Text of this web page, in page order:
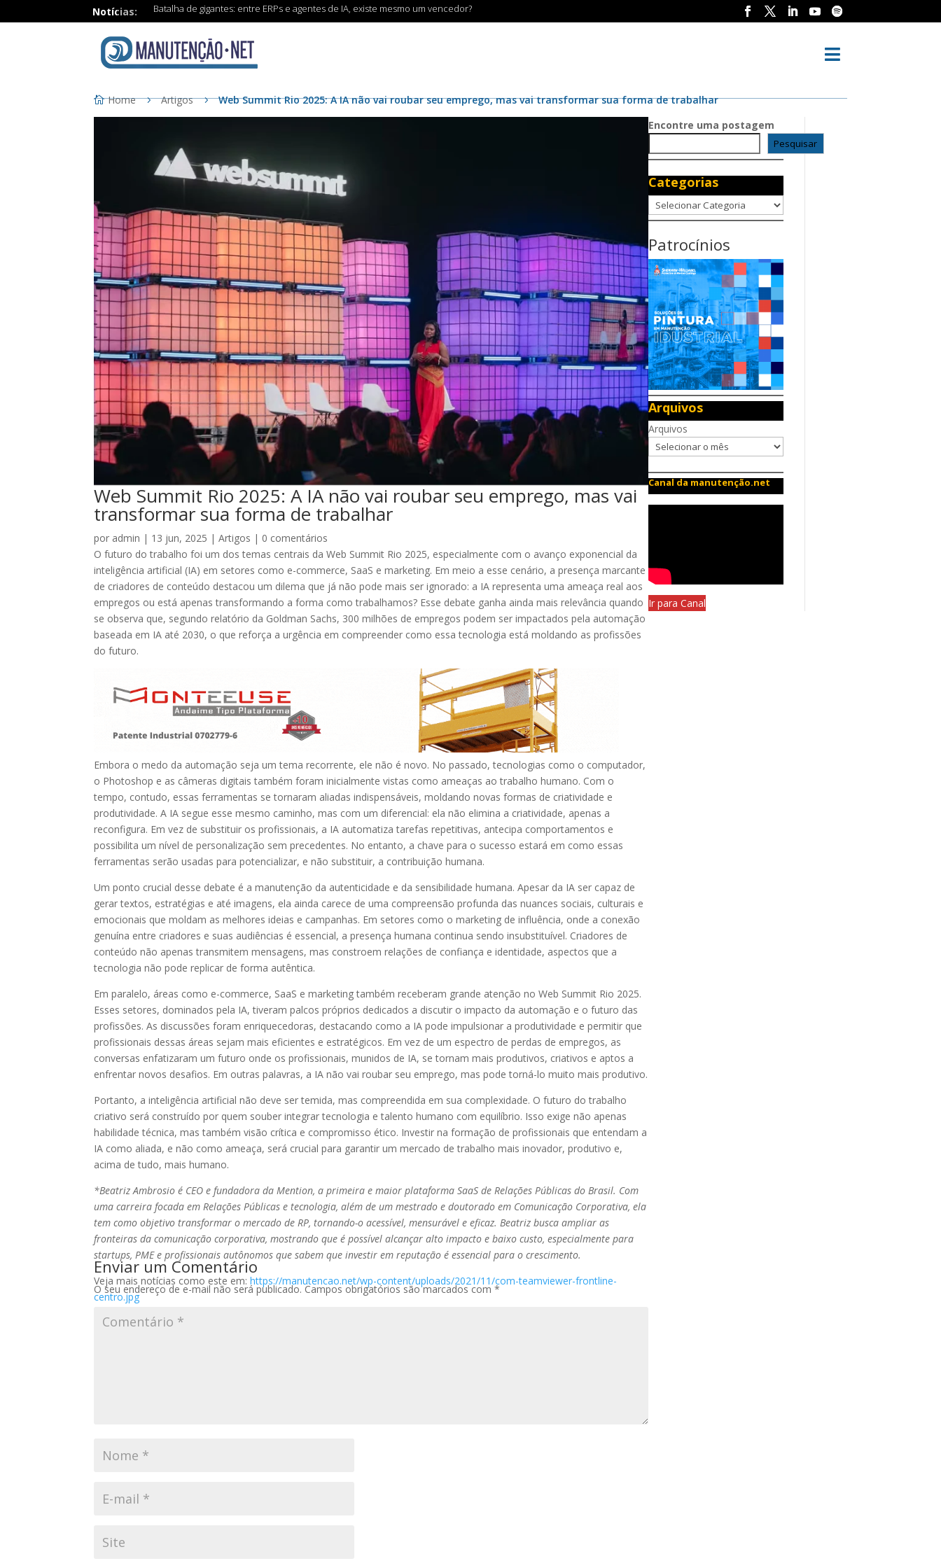
Notícias: Batalha de gigantes: entre ERPs e agentes de IA, existe mesmo um vencedor?

Home Artigos Web Summit Rio 2025: A IA não vai roubar seu emprego, mas vai transformar sua forma de trabalhar
Web Summit Rio 2025: A IA não vai roubar seu emprego, mas vai
transformar sua forma de trabalhar
por admin | 13 jun, 2025 |Artigos | 0 comentários
O futuro do trabalho foi um dos temas centrais da Web Summit Rio 2025, especialmente com o avanço exponencial da
inteligência artificial (IA) em setores como e-commerce, SaaS e marketing. Em meio a esse cenário, a presença marcante
de criadores de conteúdo destacou um dilema que já não pode mais ser ignorado: a IA representa uma ameaça real aos
empregos ou está apenas transformando a forma como trabalhamos? Esse debate ganha ainda mais relevância quando
se observa que, segundo relatório da Goldman Sachs, 300 milhões de empregos podem ser impactados pela automação
baseada em IA até 2030, o que reforça a urgência em compreender como essa tecnologia está moldando as profissões
do futuro.
Embora o medo da automação seja um tema recorrente, ele não é novo. No passado, tecnologias como o computador,
o Photoshop e as câmeras digitais também foram inicialmente vistas como ameaças ao trabalho humano. Com o
tempo, contudo, essas ferramentas se tornaram aliadas indispensáveis, moldando novas formas de criatividade e
produtividade. A IA segue esse mesmo caminho, mas com um diferencial: ela não elimina a criatividade, apenas a
reconfigura. Em vez de substituir os profissionais, a IA automatiza tarefas repetitivas, antecipa comportamentos e
possibilita um nível de personalização sem precedentes. No entanto, a chave para o sucesso estará em como essas
ferramentas serão usadas para potencializar, e não substituir, a contribuição humana.
Um ponto crucial desse debate é a manutenção da autenticidade e da sensibilidade humana. Apesar da IA ser capaz de
gerar textos, estratégias e até imagens, ela ainda carece de uma compreensão profunda das nuances sociais, culturais e
emocionais que moldam as melhores ideias e campanhas. Em setores como o marketing de influência, onde a conexão
genuína entre criadores e suas audiências é essencial, a presença humana continua sendo insubstituível. Criadores de
conteúdo não apenas transmitem mensagens, mas constroem relações de confiança e identidade, aspectos que a
tecnologia não pode replicar de forma autêntica.
Em paralelo, áreas como e-commerce, SaaS e marketing também receberam grande atenção no Web Summit Rio 2025.
Esses setores, dominados pela IA, tiveram palcos próprios dedicados a discutir o impacto da automação e o futuro das
profissões. As discussões foram enriquecedoras, destacando como a IA pode impulsionar a produtividade e permitir que
profissionais dessas áreas sejam mais eficientes e estratégicos. Em vez de um espectro de perdas de empregos, as
conversas enfatizaram um futuro onde os profissionais, munidos de IA, se tornam mais produtivos, criativos e aptos a
enfrentar novos desafios. Em outras palavras, a IA não vai roubar seu emprego, mas pode torná-lo muito mais produtivo.
Portanto, a inteligência artificial não deve ser temida, mas compreendida em sua complexidade. O futuro do trabalho
criativo será construído por quem souber integrar tecnologia e talento humano com equilíbrio. Isso exige não apenas
habilidade técnica, mas também visão crítica e compromisso ético. Investir na formação de profissionais que entendam a
IA como aliada, e não como ameaça, será crucial para garantir um mercado de trabalho mais inovador, produtivo e,
acima de tudo, mais humano.
*Beatriz Ambrosio é CEO e fundadora da Mention, a primeira e maior plataforma SaaS de Relações Públicas do Brasil. Com
uma carreira focada em Relações Públicas e tecnologia, além de um mestrado e doutorado em Comunicação Corporativa, ela
tem como objetivo transformar o mercado de RP, tornando-o acessível, mensurável e eficaz. Beatriz busca ampliar as
fronteiras da comunicação corporativa, mostrando que é possível alcançar alto impacto e baixo custo, especialmente para
startups, PME e profissionais autônomos que sabem que investir em reputação é essencial para o crescimento.
Veja mais notícias como este em:https://manutencao.net/wp-content/uploads/2021/11/com-teamviewer-frontline-
centro.jpg
Enviar um Comentário
O seu endereço de e-mail não será publicado. Campos obrigatórios são marcados com*
Encontre uma postagem
Pesquisar
Categorias
Categorias
Patrocínios
Arquivos
Arquivos
Canal da manutenção.net
Ir para Canal